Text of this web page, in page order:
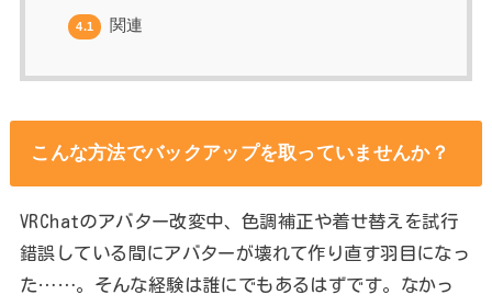
4.1 関連
こんな方法でバックアップを取っていませんか？
VRChatのアバター改変中、色調補正や着せ替えを試行
錯誤している間にアバターが壊れて作り直す羽目になっ
た……。そんな経験は誰にでもあるはずです。なかっ